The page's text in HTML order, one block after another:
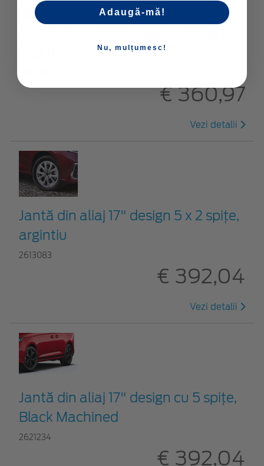
Roată completă de iarnă cu jantă
€ 360,97
Vezi detalii
Jantă din aliaj 17" design 5 x 2 spiţe,
argintiu
2613083
€ 392,04
Vezi detalii
Jantă din aliaj 17" design cu 5 spiţe,
Black Machined
2621234
€ 392,04
Adaugă-mă!
Nu, mulțumesc!